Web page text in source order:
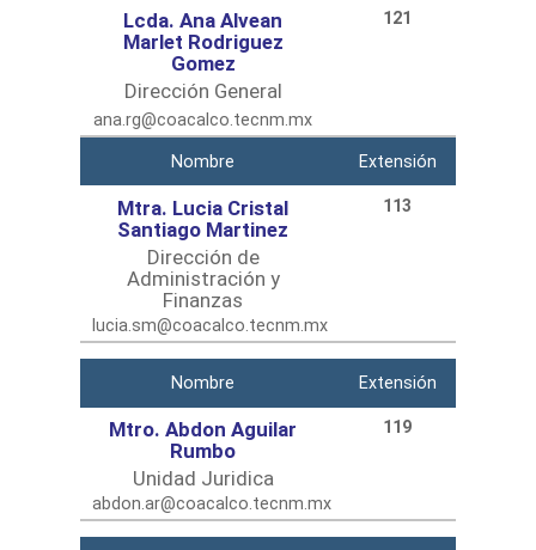
Lcda. Ana Alvean
Marlet Rodriguez
Gomez
Dirección General
ana.rg@coacalco.tecnm.mx
121
Nombre Extensión
Mtra. Lucia Cristal
Santiago Martinez
Dirección de
Administración y
Finanzas
lucia.sm@coacalco.tecnm.mx
113
Nombre Extensión
Mtro. Abdon Aguilar
Rumbo
Unidad Juridica
abdon.ar@coacalco.tecnm.mx
119